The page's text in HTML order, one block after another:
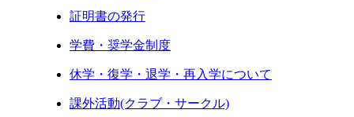
証明書の発行
学費・奨学金制度
休学・復学・退学・再入学について
課外活動(クラブ・サークル)